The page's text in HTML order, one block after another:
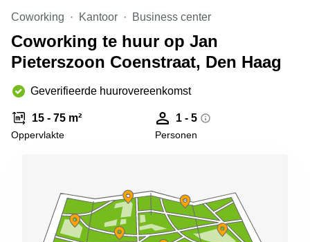
in Arnhem
Coworking
Hilversum
Coworking
space
Zwolle
Kantoor
Hengelo
Coworking Kantoor Business center
Coworking te huur op Jan
Pieterszoon Coenstraat, Den Haag
Geverifieerde huurovereenkomst
15 - 75 m²
Oppervlakte
1 - 5
Personen